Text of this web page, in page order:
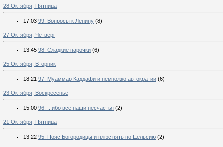
28 Октября, Пятница
17:03 99. Вопросы к Ленину (8)
27 Октября, Четверг
13:45 98. Сладкие парочки (6)
25 Октября, Вторник
18:21 97. Муаммар Каддафи и немножко автократии (6)
23 Октября, Воскресенье
15:00 96. ...ибо все наши несчастья (2)
21 Октября, Пятница
13:22 95. Пояс Богородицы и плюс пять по Цельсию (2)